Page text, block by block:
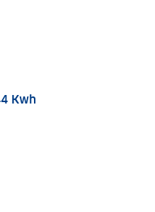
Elektrisch, 5 deuren
Kwh